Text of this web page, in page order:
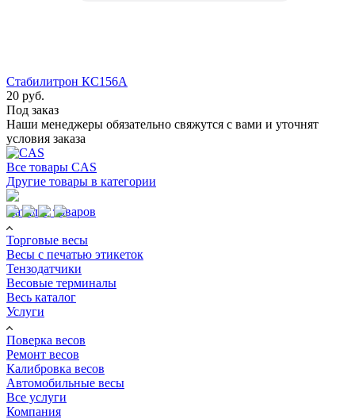
Стабилитрон КС156А
20 руб.
Под заказ
Наши менеджеры обязательно свяжутся с вами и уточнят
условия заказа
Все товары CAS
Другие товары в категории
Каталог товаров
Торговые весы
Весы с печатью этикеток
Тензодатчики
Весовые терминалы
Весь каталог
Услуги
Поверка весов
Ремонт весов
Калибровка весов
Автомобильные весы
Все услуги
Компания